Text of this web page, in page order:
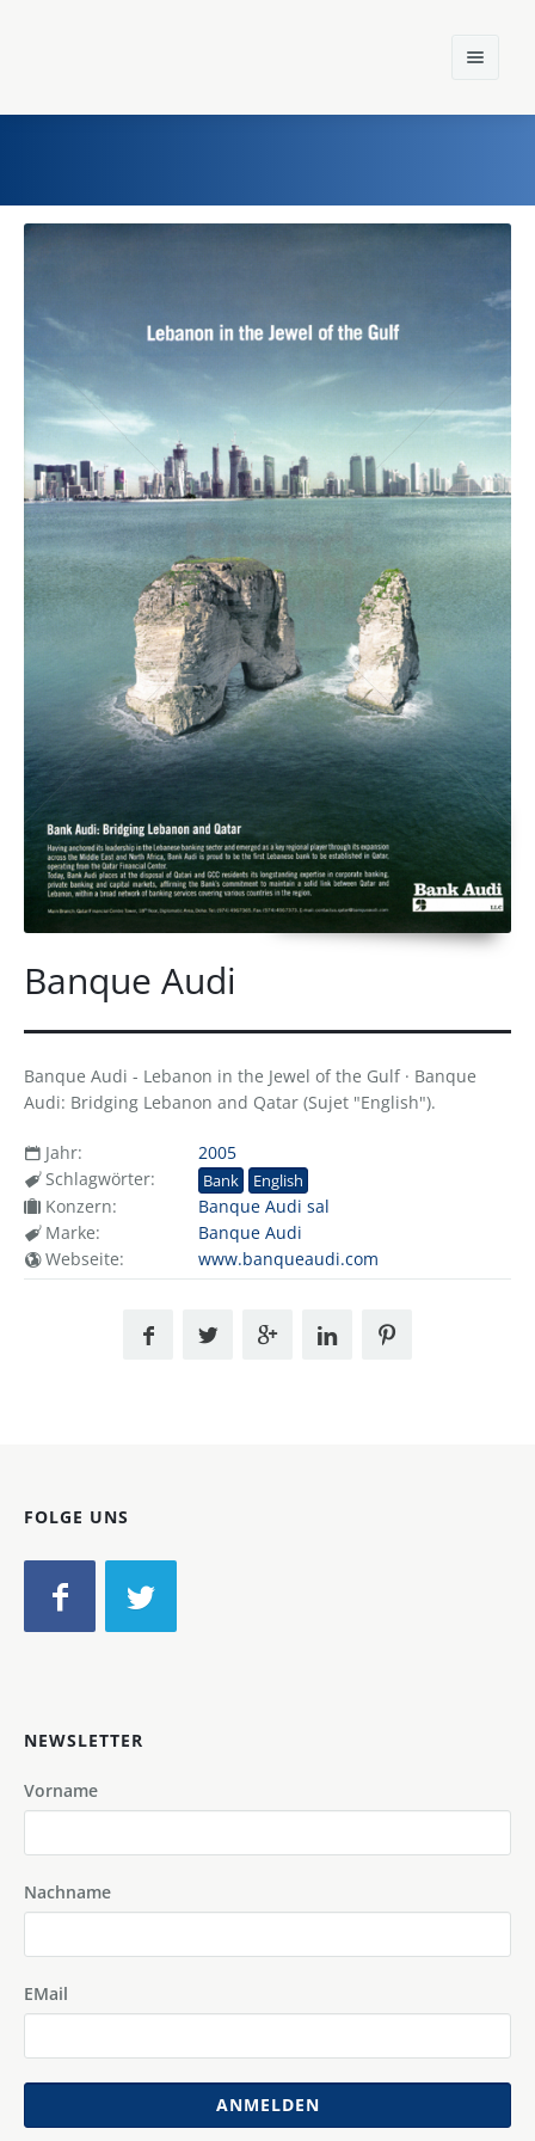
Home
Marken
Konzerne
Epoche
Banque Audi
Banque Audi - Lebanon in the Jewel of the Gulf · Banque
Audi: Bridging Lebanon and Qatar (Sujet "English").
Jahr:
2005
Schlagwörter:
Bank English
Konzern:
Banque Audi sal
Marke:
Banque Audi
Webseite:
www.banqueaudi.com
FOLGE UNS
NEWSLETTER
Vorname
Nachname
EMail
ANMELDEN